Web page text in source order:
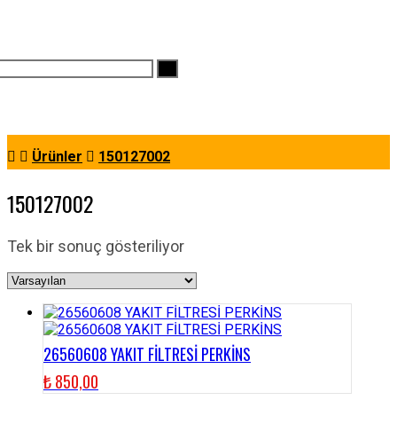
Ürünler 150127002
150127002
Tek bir sonuç gösteriliyor
26560608 YAKIT FİLTRESİ PERKİNS
₺850,00